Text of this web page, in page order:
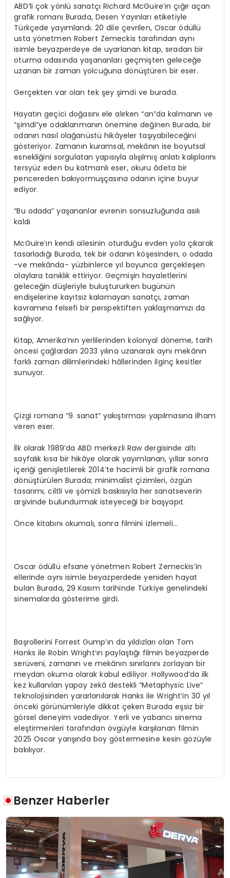
ABD’li çok yönlü sanatçı Richard McGuire’ın çığır açan
grafik romanı Burada, Desen Yayınları etiketiyle
Türkçede yayımlandı. 20 dile çevrilen, Oscar ödüllü
usta yönetmen Robert Zemeckis tarafından aynı
isimle beyazperdeye de uyarlanan kitap, sıradan bir
oturma odasında yaşananları geçmişten geleceğe
uzanan bir zaman yolcuğuna dönüştüren bir eser.
Gerçekten var olan tek şey şimdi ve burada.
Hayatın geçici doğasını ele alırken “an”da kalmanın ve
“şimdi”ye odaklanmanın önemine değinen Burada, bir
odanın nasıl olağanüstü hikâyeler taşıyabileceğini
gösteriyor. Zamanın kuramsal, mekânın ise boyutsal
esnekliğini sorgulatan yapısıyla alışılmış anlatı kalıplarını
tersyüz eden bu katmanlı eser, okuru âdeta bir
pencereden bakıyormuşçasına odanın içine buyur
ediyor.
“Bu odada” yaşananlar evrenin sonsuzluğunda asılı
kaldı
McGuire’ın kendi ailesinin oturduğu evden yola çıkarak
tasarladığı Burada, tek bir odanın köşesinden, o odada
-ve mekânda- yüzbinlerce yıl boyunca gerçekleşen
olaylara tanıklık ettiriyor. Geçmişin hayaletlerini
geleceğin düşleriyle buluştururken bugünün
endişelerine kayıtsız kalamayan sanatçı, zaman
kavramına felsefi bir perspektiften yaklaşmamızı da
sağlıyor.
Kitap, Amerika’nın yerlilerinden kolonyal döneme, tarih
öncesi çağlardan 2033 yılına uzanarak aynı mekânın
farklı zaman dilimlerindeki hâllerinden ilginç kesitler
sunuyor.
Çizgi romana “9. sanat” yakıştırması yapılmasına ilham
veren eser.
İlk olarak 1989’da ABD merkezli Raw dergisinde altı
sayfalık kısa bir hikâye olarak yayımlanan, yıllar sonra
içeriği genişletilerek 2014’te hacimli bir grafik romana
dönüştürülen Burada; minimalist çizimleri, özgün
tasarımı, ciltli ve şömizli baskısıyla her sanatseverin
arşivinde bulundurmak isteyeceği bir başyapıt.
Önce kitabını okumalı, sonra filmini izlemeli…
Oscar ödüllü efsane yönetmen Robert Zemeckis’in
ellerinde aynı isimle beyazperdede yeniden hayat
bulan Burada, 29 Kasım tarihinde Türkiye genelindeki
sinemalarda gösterime girdi.
Başrollerini Forrest Gump’ın da yıldızları olan Tom
Hanks ile Robin Wright’ın paylaştığı filmin beyazperde
serüveni, zamanın ve mekânın sınırlarını zorlayan bir
meydan okuma olarak kabul ediliyor. Hollywood’da ilk
kez kullanılan yapay zekâ destekli “Metaphysic Live”
teknolojisinden yararlanılarak Hanks ile Wright’in 30 yıl
önceki görünümleriyle dikkat çeken Burada eşsiz bir
görsel deneyim vadediyor. Yerli ve yabancı sinema
eleştirmenleri tarafından övgüyle karşılanan filmin
2025 Oscar yarışında boy göstermesine kesin gözüyle
bakılıyor.
Benzer Haberler